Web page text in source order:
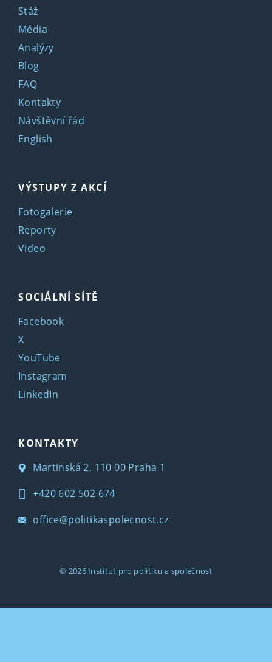
Stáž
Média
Analýzy
Blog
FAQ
Kontakty
Návštěvní řád
English
VÝSTUPY Z AKCÍ
Fotogalerie
Reporty
Video
SOCIÁLNÍ SÍTĚ
Facebook
X
YouTube
Instagram
LinkedIn
KONTAKTY
Martinská 2, 110 00 Praha 1
+420 602 502 674
office@politikaspolecnost.cz
© 2026 Institut pro politiku a společnost